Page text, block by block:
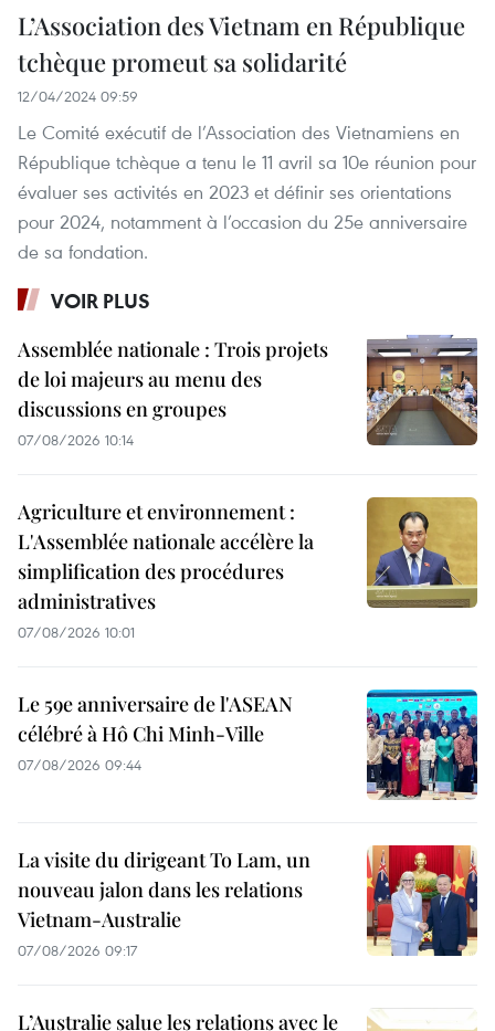
L’Association des Vietnam en République
tchèque promeut sa solidarité
12/04/2024 09:59
Le Comité exécutif de l’Association des Vietnamiens en
République tchèque a tenu le 11 avril sa 10e réunion pour
évaluer ses activités en 2023 et définir ses orientations
pour 2024, notamment à l’occasion du 25e anniversaire
de sa fondation.
VOIR PLUS
Assemblée nationale : Trois projets
de loi majeurs au menu des
discussions en groupes
07/08/2026 10:14
Agriculture et environnement :
L'Assemblée nationale accélère la
simplification des procédures
administratives
07/08/2026 10:01
Le 59e anniversaire de l'ASEAN
célébré à Hô Chi Minh-Ville
07/08/2026 09:44
La visite du dirigeant To Lam, un
nouveau jalon dans les relations
Vietnam-Australie
07/08/2026 09:17
L’Australie salue les relations avec le